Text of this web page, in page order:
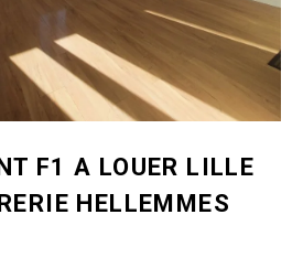
F1 A LOUER LILLE
HELLEMMES